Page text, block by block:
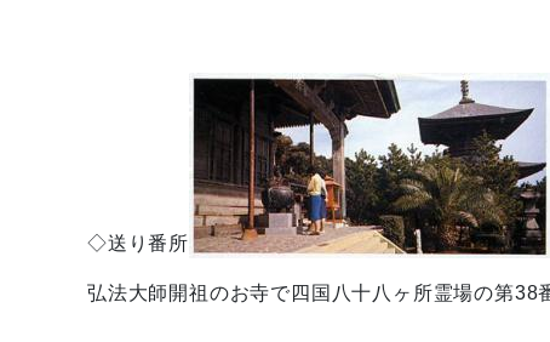
◇送り番所
弘法大師開祖のお寺で四国八十八ヶ所霊場の第38